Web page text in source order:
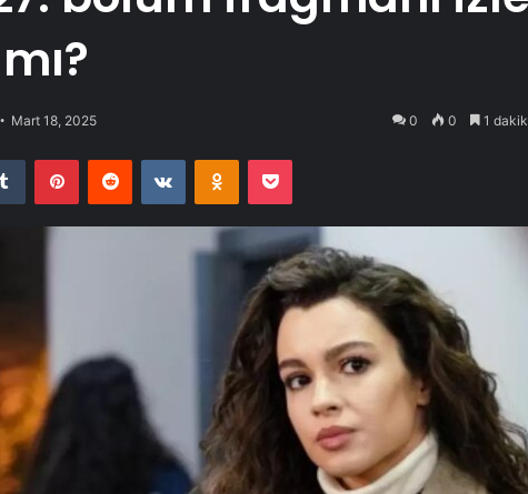
Mart 18, 2025 0 0 1
Tumblr PinterestReddit VKontakteOdnoklassniki
Pocket